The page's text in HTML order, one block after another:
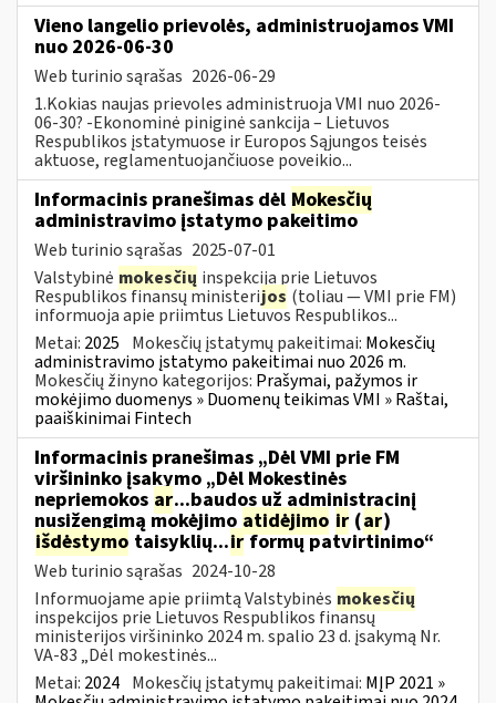
Vieno langelio prievolės, administruojamos VMI
nuo 2026-06-30
Web turinio sąrašas 2026-06-29
1.Kokias naujas prievoles administruoja VMI nuo 2026-
06-30? -Ekonominė piniginė sankcija – Lietuvos
Respublikos įstatymuose ir Europos Sąjungos teisės
aktuose, reglamentuojančiuose poveikio...
Informacinis pranešimas dėl Mokesčių
administravimo įstatymo pakeitimo
Web turinio sąrašas 2025-07-01
Valstybinė mokesčių inspekcija prie Lietuvos
Respublikos finansų ministerijos (toliau — VMI prie FM)
informuoja apie priimtus Lietuvos Respublikos...
Metai: 2025 Mokesčių įstatymų pakeitimai: Mokesčių
administravimo įstatymo pakeitimai nuo 2026 m.
Mokesčių žinyno kategorijos: Prašymai, pažymos ir
mokėjimo duomenys » Duomenų teikimas VMI » Raštai,
paaiškinimai Fintech
Informacinis pranešimas „Dėl VMI prie FM
viršininko įsakymo „Dėl Mokestinės
nepriemokos ar...baudos už administracinį
nusižengimą mokėjimo atidėjimo ir (ar)
išdėstymo taisyklių...irformų patvirtinimo“
Web turinio sąrašas 2024-10-28
Informuojame apie priimtą Valstybinės mokesčių
inspekcijos prie Lietuvos Respublikos finansų
ministerijos viršininko 2024 m. spalio 23 d. įsakymą Nr.
VA-83 „Dėl mokestinės...
Metai: 2024 Mokesčių įstatymų pakeitimai: MĮP 2021 »